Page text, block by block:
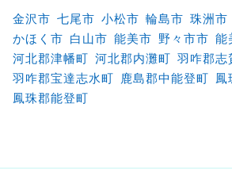
金沢市 七尾市 小松市 輪島市 珠洲市
かほく市 白山市 能美市 野々市市 能
河北郡津幡町 河北郡内灘町 羽咋郡志
羽咋郡宝達志水町
鹿島郡中能登町 鳳
鳳珠郡能登町